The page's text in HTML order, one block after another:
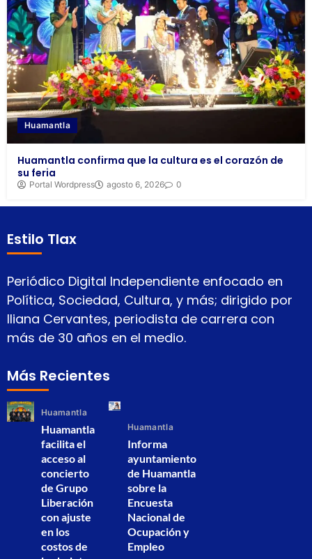
Huamantla
Huamantla confirma que la cultura es el corazón de
su feria
Portal Wordpress agosto 6, 2026 0
Estilo Tlax
Periódico Digital Independiente enfocado en
Política, Sociedad, Cultura, y más; dirigido por
Iliana Cervantes, periodista de carrera con
más de 30 años en el medio.
Más Recientes
Huamantla
Huamantla
facilita el
acceso al
concierto
de Grupo
Liberación
con ajuste
en los
costos de
Huamantla
Informa
ayuntamiento
de Huamantla
sobre la
Encuesta
Nacional de
Ocupación y
Empleo